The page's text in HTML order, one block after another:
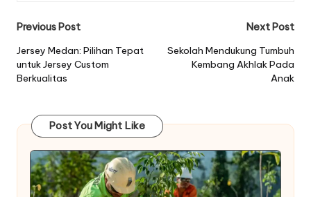
Post
navigation
Previous Post
Jersey Medan: Pilihan Tepat
untuk Jersey Custom
Berkualitas
Next Post
Sekolah Mendukung Tumbuh
Kembang Akhlak Pada
Anak
Post You Might Like